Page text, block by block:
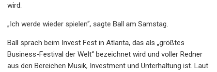
wird.
„Ich werde wieder spielen“, sagte Ball am Samstag.
Ball sprach beim Invest Fest in Atlanta, das als „größtes
Business-Festival der Welt“ bezeichnet wird und voller Redner
aus den Bereichen Musik, Investment und Unterhaltung ist. Laut